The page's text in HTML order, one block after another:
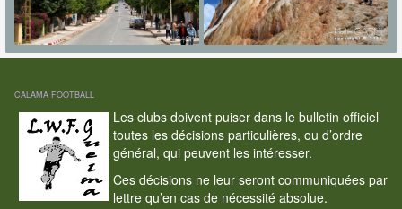
CALAMA FOOTBALL
Les clubs doivent puiser dans le bulletin officiel
toutes les décisions particulières, ou d’ordre
général, qui peuvent les intéresser.
Ces décisions ne leur seront communiquées par
lettre qu’en cas de nécessité absolue.